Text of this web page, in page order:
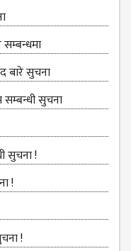
बारे सुचना
सम्बन्धी सुचना
सुचना !
!
!